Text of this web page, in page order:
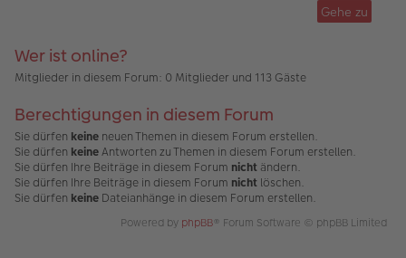
ei
tr
Gehe zu
Wer ist online?
Mitglieder in diesem Forum: 0 Mitglieder und 113 Gäste
Berechtigungen in diesem Forum
Sie dürfen keine neuen Themen in diesem Forum erstellen.
Sie dürfen keineAntworten zu Themen in diesem Forum erstellen.
Sie dürfen Ihre Beiträge in diesem Forum nicht ändern.
Sie dürfen Ihre Beiträge in diesem Forum nicht löschen.
Sie dürfen keine Dateianhänge in diesem Forum erstellen.
Powered by phpBB® Forum Software © phpBB Limited